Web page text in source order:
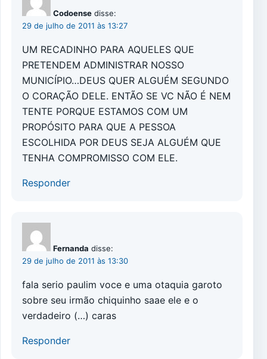
Codoense disse:
29 de julho de 2011 às 13:27
UM RECADINHO PARA AQUELES QUE
PRETENDEM ADMINISTRAR NOSSO
MUNICÍPIO…DEUS QUER ALGUÉM SEGUNDO
O CORAÇÃO DELE. ENTÃO SE VC NÃO É NEM
TENTE PORQUE ESTAMOS COM UM
PROPÓSITO PARA QUE A PESSOA
ESCOLHIDA POR DEUS SEJA ALGUÉM QUE
TENHA COMPROMISSO COM ELE.
Responder
Fernanda disse:
29 de julho de 2011 às 13:30
fala serio paulim voce e uma otaquia garoto
sobre seu irmão chiquinho saae ele e o
verdadeiro (…) caras
Responder